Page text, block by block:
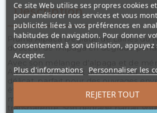
Description
Piuma Alpaca Degradé de Laines du
douceur de l'Alpaga en dégradé
Avec son mélange d'alpaga et de
Alpaca Dégradé est un très beau fil
délicat, parfait pour des ouvrages
être lourds ! Travaillé avec de grosses
mm), vous aurez une jolie texture
transparente. Son dégradé parfait
Ce site Web utilise ses propres cookies
pour améliorer nos services et vous
publicités liées à vos préférences en
habitudes de navigation. Pour donner
consentement à son utilisation,
Accepter.
Plus d'informations Personnaliser les
REJETER TOUT